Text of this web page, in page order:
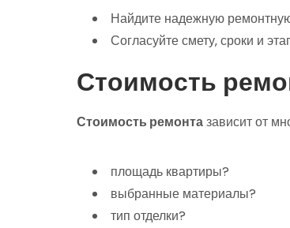
Найдите надежную
Согласуйте смету‚ сроки и
Стоимость
Стоимость ремонтазависит от
площадь квартиры?
выбранные материалы?
тип отделки?